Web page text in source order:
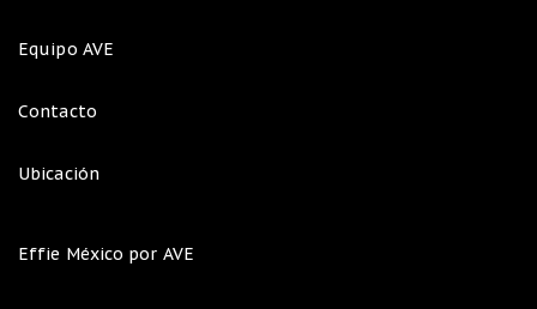
Equipo AVE
Contacto
Ubicación
Effie México por AVE